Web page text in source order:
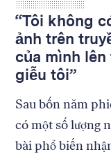
“Tôi không
ảnh trên
của mình
giễu tôi”
Sau bốn năm
có một số lượng
bài phổ biến